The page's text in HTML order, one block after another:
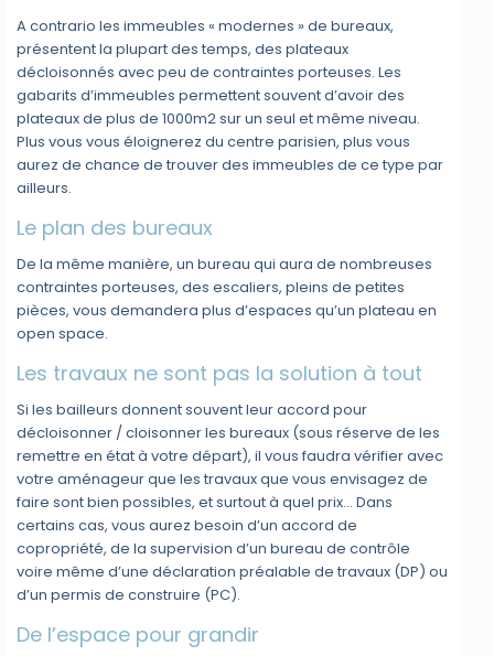
A contrario les immeubles « modernes » de bureaux,
présentent la plupart des temps, des plateaux
décloisonnés avec peu de contraintes porteuses. Les
gabarits d’immeubles permettent souvent d’avoir des
plateaux de plus de 1000m2 sur un seul et même niveau.
Plus vous vous éloignerez du centre parisien, plus vous
aurez de chance de trouver des immeubles de ce type par
ailleurs.
Le plan des bureaux
De la même manière, un bureau qui aura de nombreuses
contraintes porteuses, des escaliers, pleins de petites
pièces, vous demandera plus d’espaces qu’un plateau en
open space.
Les travaux ne sont pas la solution à tout
Si les bailleurs donnent souvent leur accord pour
décloisonner / cloisonner les bureaux (sous réserve de les
remettre en état à votre départ), il vous faudra vérifier avec
votre aménageur que les travaux que vous envisagez de
faire sont bien possibles, et surtout à quel prix… Dans
certains cas, vous aurez besoin d’un accord de
copropriété, de la supervision d’un bureau de contrôle
voire même d’une déclaration préalable de travaux (DP) ou
d’un permis de construire (PC).
De l’espace pour grandir